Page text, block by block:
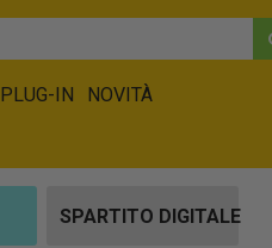
PLUG-IN
NOVITÀ
SPARTITO DIGITALE